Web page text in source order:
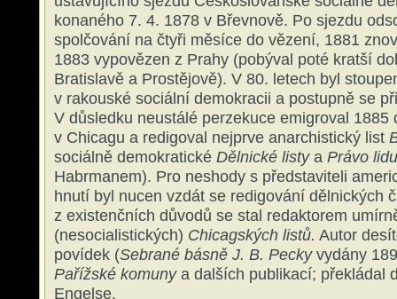
konaného 7. 4. 1878 v Břevnově. Po sjezdu
spolčování na čtyři měsíce do vězení, 1881
1883 vypovězen z Prahy (pobýval poté kratší
Bratislavě a Prostějově). V 80. letech byl
v rakouské sociální demokracii a postupně se
V důsledku neustálé perzekuce emigroval 1885
v Chicagu a redigoval nejprve anarchistický list
sociálně demokratické Dělnické listya Právo lidu
Habrmanem). Pro neshody s představiteli
hnutí byl nucen vzdát se redigování dělnických
z existenčních důvodů se stal redaktorem
(nesocialistických) Chicagských listů. Autor
povídek (Sebrané básně J. B. Peckyvydány
Pařížské komunya dalších publikací; překládal
Engelse.